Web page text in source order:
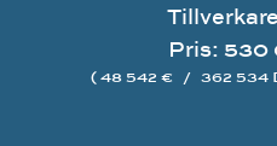
Pris: 530
( 48 542 € / 362 534